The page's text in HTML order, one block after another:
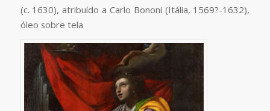
(c. 1630), atribuído a Carlo Bononi (Itália, 1569?-1632),
óleo sobre tela